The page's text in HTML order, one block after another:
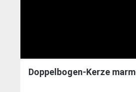
Doppelbogen-Kerze